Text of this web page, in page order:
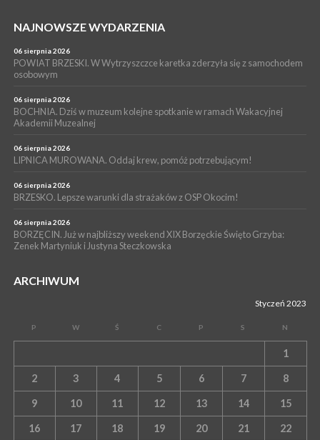
WYDARZENIA
04 sierpnia 2026
BRZESKO. Już jest Karta Mieszkańca Gminy Brzesko. Co to
oznacza?
NAJNOWSZE WYDARZENIA
06 sierpnia 2026
POWIAT BRZESKI. W Wytrzyszczce karetka zderzyła się z samochodem
osobowym
06 sierpnia 2026
BOCHNIA. Dziś w muzeum kolejne spotkanie w ramach Wakacyjnej
Akademii Muzealnej
06 sierpnia 2026
LIPNICA MUROWANA. Oddaj krew, pomóż potrzebującym!
06 sierpnia 2026
BRZESKO. Lepsze warunki dla strażaków z OSP Okocim!
06 sierpnia 2026
BORZĘCIN. Już w najbliższy weekend XIX Borzęckie Święto Grzyba:
Zenek Martyniuk i Justyna Steczkowska
ARCHIWUM
Styczeń 2023
P W Ś C P S N
1
2 3 4 5 6 7 8
9 10 11 12 13 14 15
16 17 18 19 20 21 22